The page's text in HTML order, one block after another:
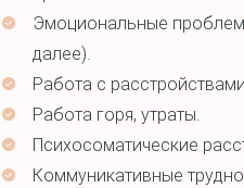
Эмоциональные
далее).
Работа с
Работа горя, утраты.
Психосоматические
Коммуникативные